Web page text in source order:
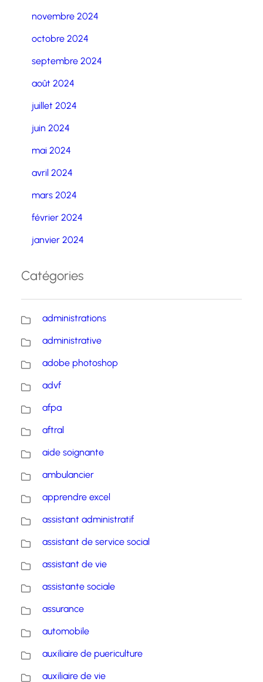
novembre 2024
octobre 2024
septembre 2024
août 2024
juillet 2024
juin 2024
mai 2024
avril 2024
mars 2024
février 2024
janvier 2024
Catégories
administrations
administrative
adobe photoshop
advf
afpa
aftral
aide soignante
ambulancier
apprendre excel
assistant administratif
assistant de service social
assistant de vie
assistante sociale
assurance
automobile
auxiliaire de puericulture
auxiliaire de vie